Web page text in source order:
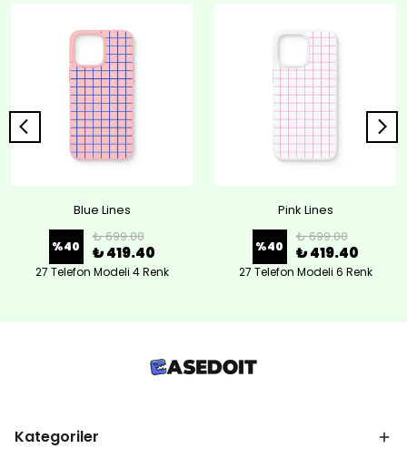
Blue Lines
%40
₺ 699.00
₺ 419.40
27 Telefon Modeli 4 Renk
Pink Lines
%40
₺ 699.00
₺ 419.40
27 Telefon Modeli 6 Renk
Kategoriler